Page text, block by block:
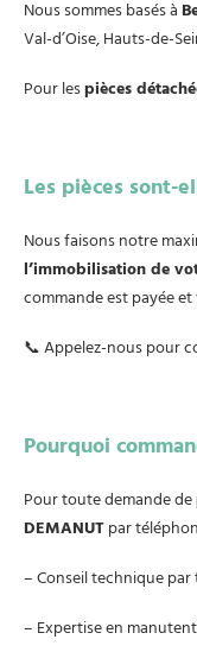
Nous sommes basés à
Val-d’Oise, Hauts-de-
Pour lespièces
Les pièces sont-
Nous faisons notre
l’immobilisation de
commande est payée
📞 Appelez-nous pour
Pourquoi
Pour toute demande de
DEMANUTpar
– Conseil technique par
– Expertise en